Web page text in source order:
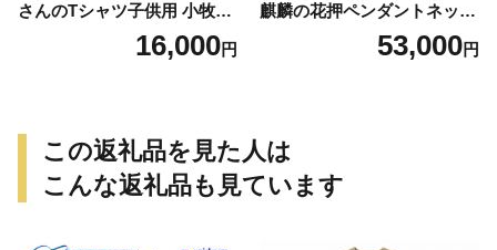
さんのTシャツ子供用 小牧市
16,000円
麒麟の花押ペンダントネック
53,000円
この返礼品を見た人は
こんな返礼品も見ています